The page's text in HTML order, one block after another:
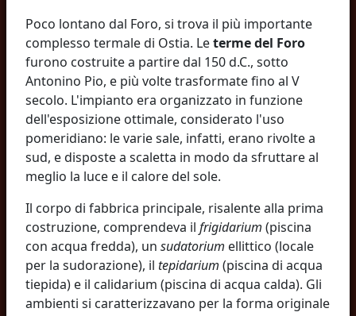
Poco lontano dal Foro, si trova il più importante
complesso termale di Ostia. Leterme del Foro
furono costruite a partire dal 150 d.C., sotto
Antonino Pio, e più volte trasformate fino al V
secolo. L'impianto era organizzato in funzione
dell'esposizione ottimale, considerato l'uso
pomeridiano: le varie sale, infatti, erano rivolte a
sud, e disposte a scaletta in modo da sfruttare al
meglio la luce e il calore del sole.
Il corpo di fabbrica principale, risalente alla prima
costruzione, comprendeva il frigidarium (piscina
con acqua fredda), un sudatorium ellittico (locale
per la sudorazione), il tepidarium (piscina di acqua
tiepida) e il calidarium (piscina di acqua calda). Gli
ambienti si caratterizzavano per la forma originale